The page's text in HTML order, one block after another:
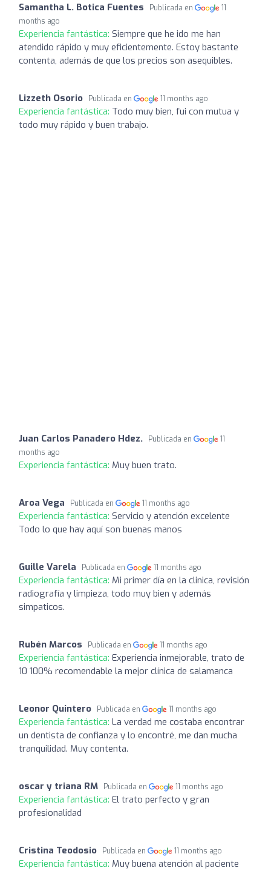
Samantha L. Botica Fuentes Publicada en
11
months ago
Experiencia fantástica: Siempre que he ido me han
atendido rápido y muy eficientemente. Estoy bastante
contenta, además de que los precios son asequibles.
Lizzeth Osorio Publicada en 11 months ago
Experiencia fantástica: Todo muy bien, fui con mutua y
todo muy rápido y buen trabajo.
Juan Carlos Panadero Hdez. Publicada en
11
months ago
Experiencia fantástica: Muy buen trato.
Aroa Vega Publicada en 11 months ago
Experiencia fantástica: Servicio y atención excelente
Todo lo que hay aquí son buenas manos
Guille Varela Publicada en 11 months ago
Experiencia fantástica: Mi primer día en la clinica, revisión
radiografía y limpieza, todo muy bien y además
simpaticos.
Rubén Marcos Publicada en 11 months ago
Experiencia fantástica: Experiencia inmejorable, trato de
10 100% recomendable la mejor clínica de salamanca
Leonor Quintero Publicada en 11 months ago
Experiencia fantástica: La verdad me costaba encontrar
un dentista de confianza y lo encontré, me dan mucha
tranquilidad. Muy contenta.
oscar y triana RM Publicada en 11 months ago
Experiencia fantástica: El trato perfecto y gran
profesionalidad
Cristina Teodosio Publicada en 11 months ago
Experiencia fantástica: Muy buena atención al paciente